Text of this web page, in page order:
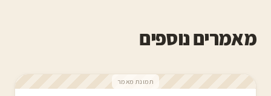
מאמרים נוספים
תמונת מאמר